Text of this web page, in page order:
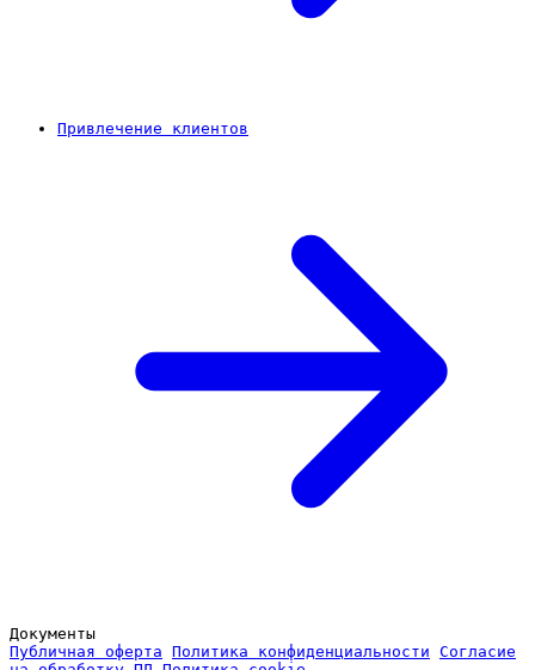
Привлечение клиентов
Документы
Публичная оферта Политика конфиденциальности Согласие